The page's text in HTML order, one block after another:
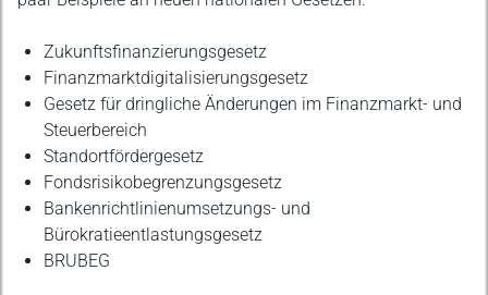
Zukunftsfinanzierungsgesetz
Finanzmarktdigitalisierungsgesetz
Gesetz für dringliche Änderungen im Finanzmarkt- und
Steuerbereich
Standortfördergesetz
Fondsrisikobegrenzungsgesetz
Bankenrichtlinienumsetzungs- und
Bürokratieentlastungsgesetz
BRUBEG